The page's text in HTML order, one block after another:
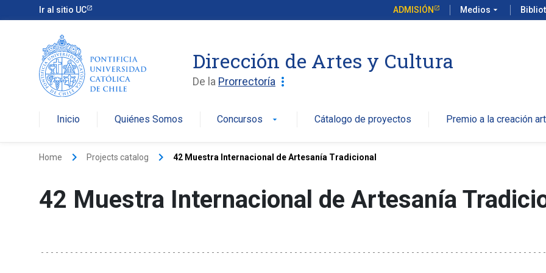
Ir al sitio UC ADMISIÓN Medios arrow_drop_down
Dirección de Artes y Cultura
De la Prorrectoría more_vert
Inicio Quiénes Somos Concursos arrow_drop_down Cátalogo de proyectos Premio a la creación
Home keyboard_arrow_right Projects catalog keyboard_arrow_right 42 Muestra Internacional de Artesanía Tradicional
42 Muestra Internacional de Artesanía